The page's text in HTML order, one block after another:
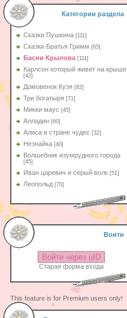
Категории раздела
Сказки Пушкина [111]
Сказки Братья Гримм [65]
Басни Крылова [111]
Карлсон который живет на крыше
[42]
Домовенок Кузя [82]
Три богатыря [71]
Микки маус [45]
Алладин [60]
Aлиса в стране чудес [32]
Незнайка [40]
Волшебник изумрудного города
[45]
Иван царевич и серый волк [51]
Леопольд [70]
Воити
Войти через uID
Старая форма входа
This feature is for Premium users only!